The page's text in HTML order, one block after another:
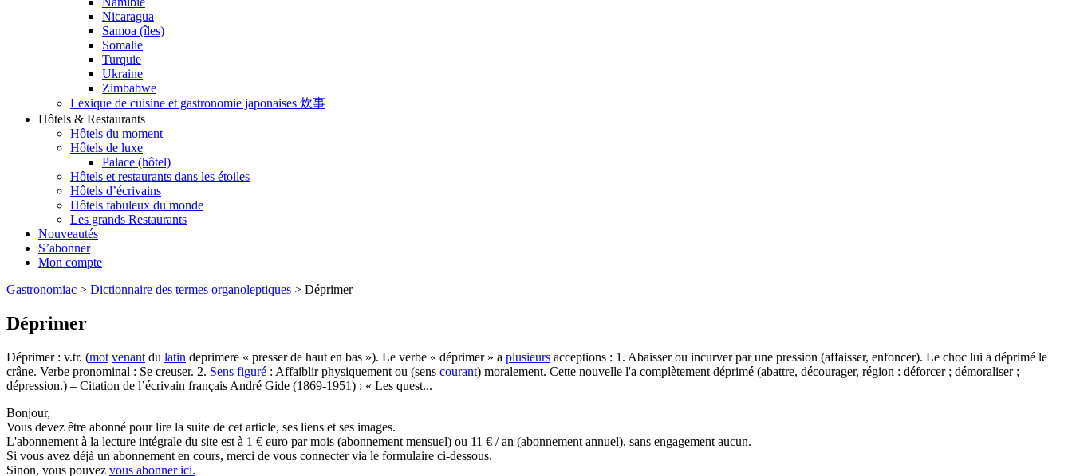
Nicaragua
Samoa (îles)
Somalie
Turquie
Ukraine
Zimbabwe
Lexique de cuisine et gastronomie japonaises 炊事
Hôtels & Restaurants
Hôtels du moment
Hôtels de luxe
Palace (hôtel)
Hôtels et restaurants dans les étoiles
Hôtels d’écrivains
Hôtels fabuleux du monde
Les grands Restaurants
Nouveautés
S’abonner
Mon compte
Gastronomiac > Dictionnaire des termes organoleptiques > Déprimer
Déprimer
Déprimer : v.tr. (mot venant du latin deprimere « presser de haut en bas »). Le verbe « déprimer » a plusieurs acceptions : 1. Abaisser ou incurver par une pression (affaisser, enfoncer). Le choc lui a déprimé le
crâne. Verbe pronominal : Se creuser. 2. Sens figuré : Affaiblir physiquement ou (sens courant) moralement. Cette nouvelle l'a complètement déprimé (abattre, décourager, région : déforcer ; démoraliser ;
dépression.) – Citation de l’écrivain français André Gide (1869-1951) : « Les quest...
Bonjour,
Vous devez être abonné pour lire la suite de cet article, ses liens et ses images.
L'abonnement à la lecture intégrale du site est à 1 € euro par mois (abonnement mensuel) ou 11 € / an (abonnement annuel), sans engagement aucun.
Si vous avez déjà un abonnement en cours, merci de vous connecter via le formulaire ci-dessous.
Sinon, vous pouvez vous abonner ici.